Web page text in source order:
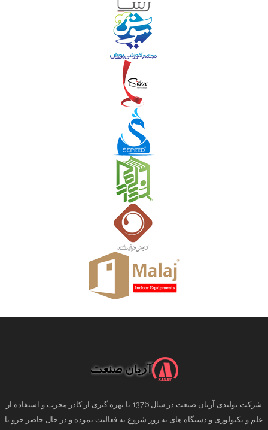
شرکت تولیدی آریان صنعت در سال 1376 با بهره گیری از کادر مجرب و استفاده از
علم و تکنولوژی و دستگاه های به روز شروع به فعالیت نموده و در حال حاضر جزو با